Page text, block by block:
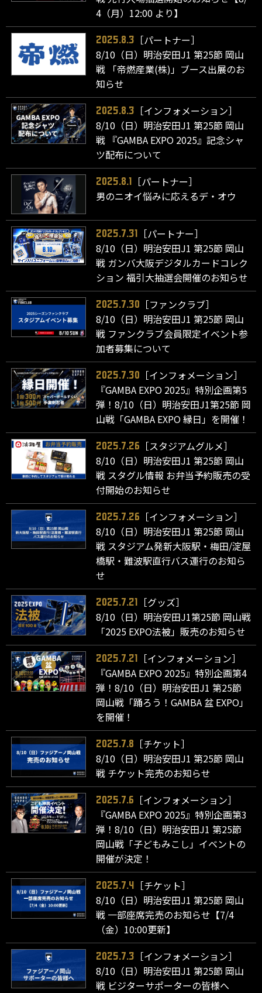
4（月）12:00 より】
2025.8.3
［パートナー］
8/10（日）明治安田J1 第25節 岡山
戦 「帝燃産業(株)」ブース出展のお
知らせ
2025.8.3
［インフォメーション］
8/10（日）明治安田J1 第25節 岡山
戦 『GAMBA EXPO 2025』記念シャ
ツ配布について
2025.8.1
［パートナー］
男のニオイ悩みに応えるデ・オウ
2025.7.31
［パートナー］
8/10（日）明治安田J1 第25節 岡山
戦 ガンバ大阪デジタルカードコレク
ション 福引大抽選会開催のお知らせ
2025.7.30
［ファンクラブ］
8/10（日）明治安田J1 第25節 岡山
戦 ファンクラブ会員限定イベント参
加者募集について
2025.7.30
［インフォメーション］
『GAMBA EXPO 2025』特別企画第5
弾！8/10（日）明治安田J1第25節 岡
山戦「GAMBA EXPO 縁日」を開催！
2025.7.26
［スタジアムグルメ］
8/10（日）明治安田J1 第25節 岡山
戦 スタグル情報 お弁当予約販売の受
付開始のお知らせ
2025.7.26
［インフォメーション］
8/10（日）明治安田J1 第25節 岡山
戦 スタジアム発新大阪駅・梅田/淀屋
橋駅・難波駅直行バス運行のお知ら
せ
2025.7.21
［グッズ］
8/10（日）明治安田J1第25節 岡山戦
「2025 EXPO法被」販売のお知らせ
2025.7.21
［インフォメーション］
『GAMBA EXPO 2025』特別企画第4
弾！8/10（日）明治安田J1 第25節
岡山戦「踊ろう！GAMBA 盆 EXPO」
を開催！
2025.7.8
［チケット］
8/10（日）明治安田J1 第25節 岡山
戦 チケット完売のお知らせ
2025.7.6
［インフォメーション］
『GAMBA EXPO 2025』特別企画第3
弾！8/10（日）明治安田J1 第25節
岡山戦「子どもみこし」イベントの
開催が決定！
2025.7.4
［チケット］
8/10（日）明治安田J1 第25節 岡山
戦 一部座席完売のお知らせ【7/4
（金）10:00更新】
2025.7.3
［インフォメーション］
8/10（日）明治安田J1 第25節 岡山
戦 ビジターサポーターの皆様へ